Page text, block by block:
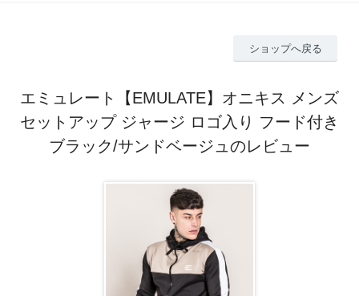
ショップへ戻る
エミュレート【EMULATE】オニキス メンズ
セットアップ ジャージ ロゴ入り フード付き
ブラック/サンドベージュのレビュー